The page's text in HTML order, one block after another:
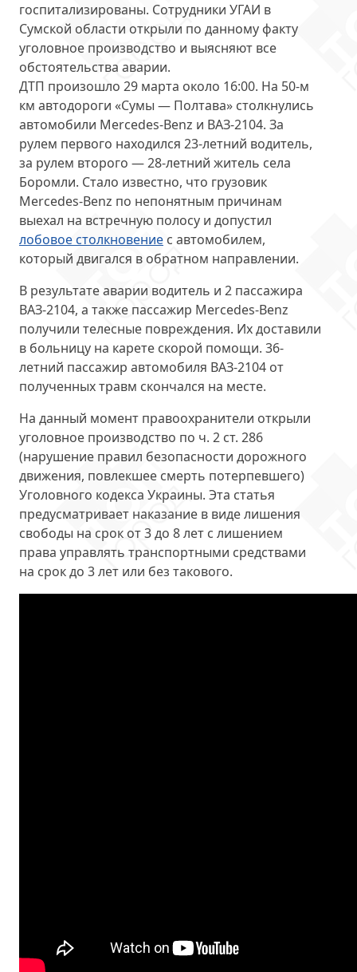
госпитализированы. Сотрудники УГАИ в
Сумской области открыли по данному факту
уголовное производство и выясняют все
обстоятельства аварии.
ДТП произошло 29 марта около 16:00. На 50-м
км автодороги «Сумы — Полтава» столкнулись
автомобили Mercedes-Benz и ВАЗ-2104. За
рулем первого находился 23-летний водитель,
за рулем второго — 28-летний житель села
Боромли. Стало известно, что грузовик
Mercedes-Benz по непонятным причинам
выехал на встречную полосу и допустил
лобовое столкновение с автомобилем,
который двигался в обратном направлении.
В результате аварии водитель и 2 пассажира
ВАЗ-2104, а также пассажир Mercedes-Benz
получили телесные повреждения. Их доставили
в больницу на карете скорой помощи. 36-
летний пассажир автомобиля ВАЗ-2104 от
полученных травм скончался на месте.
На данный момент правоохранители открыли
уголовное производство по ч. 2 ст. 286
(нарушение правил безопасности дорожного
движения, повлекшее смерть потерпевшего)
Уголовного кодекса Украины. Эта статья
предусматривает наказание в виде лишения
свободы на срок от 3 до 8 лет с лишением
права управлять транспортными средствами
на срок до 3 лет или без такового.